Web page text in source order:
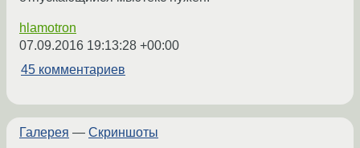
hlamotron
07.09.2016 19:13:28 +00:00
45 комментариев
Галерея — Скриншоты